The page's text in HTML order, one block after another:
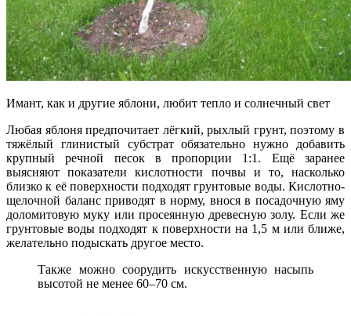
Имант, как и другие яблони, любит тепло и солнечный свет
Любая яблоня предпочитает лёгкий, рыхлый грунт, поэтому в
тяжёлый глинистый субстрат обязательно нужно добавить
крупный речной песок в пропорции 1:1. Ещё заранее
выясняют показатели кислотности почвы и то, насколько
близко к её поверхности подходят грунтовые воды. Кислотно-
щелочной баланс приводят в норму, внося в посадочную яму
доломитовую муку или просеянную древесную золу. Если же
грунтовые воды подходят к поверхности на 1,5 м или ближе,
желательно подыскать другое место.
Также можно соорудить искусственную насыпь
высотой не менее 60–70 см.